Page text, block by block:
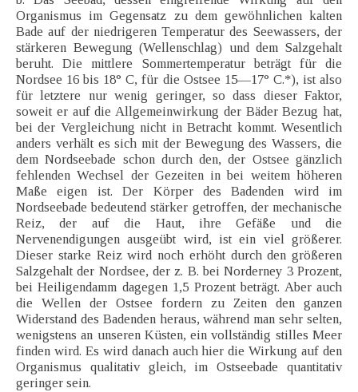
Organismus im Gegensatz zu dem gewöhnlichen kalten
Bade auf der niedrigeren Temperatur des Seewassers, der
stärkeren Bewegung (Wellenschlag) und dem Salzgehalt
beruht. Die mittlere Sommertemperatur beträgt für die
Nordsee 16 bis 18° C, für die Ostsee 15—17° C.*), ist also
für letztere nur wenig geringer, so dass dieser Faktor,
soweit er auf die Allgemeinwirkung der Bäder Bezug hat,
bei der Vergleichung nicht in Betracht kommt. Wesentlich
anders verhält es sich mit der Bewegung des Wassers, die
dem Nordseebade schon durch den, der Ostsee gänzlich
fehlenden Wechsel der Gezeiten in bei weitem höheren
Maße eigen ist. Der Körper des Badenden wird im
Nordseebade bedeutend stärker getroffen, der mechanische
Reiz, der auf die Haut, ihre Gefäße und die
Nervenendigungen ausgeübt wird, ist ein viel größerer.
Dieser starke Reiz wird noch erhöht durch den größeren
Salzgehalt der Nordsee, der z. B. bei Norderney 3 Prozent,
bei Heiligendamm dagegen 1,5 Prozent beträgt. Aber auch
die Wellen der Ostsee fordern zu Zeiten den ganzen
Widerstand des Badenden heraus, während man sehr selten,
wenigstens an unseren Küsten, ein vollständig stilles Meer
finden wird. Es wird danach auch hier die Wirkung auf den
Organismus qualitativ gleich, im Ostseebade quantitativ
geringer sein.